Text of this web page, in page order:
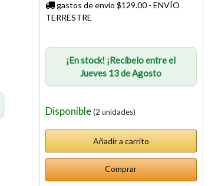
gastos de envío $129.00 - ENVÍO
TERRESTRE
¡En stock! ¡Recíbelo entre el
Jueves 13 de Agosto
Disponible(2 unidades)
Comprar